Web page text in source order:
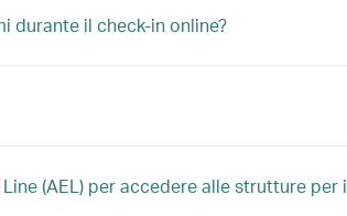
durante il check-in online?
(AEL) per accedere alle strutture per